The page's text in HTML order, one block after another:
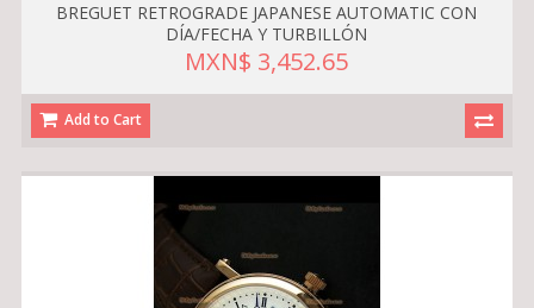
BREGUET RETROGRADE JAPANESE AUTOMATIC CON
DÍA/FECHA Y TURBILLÓN
MXN$ 3,452.65
Add to Cart